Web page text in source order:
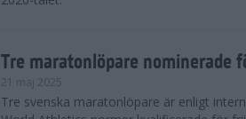
Tre maratonlöpare nominerade
21 maj 2025
Tre svenska maratonlöpare är enligt